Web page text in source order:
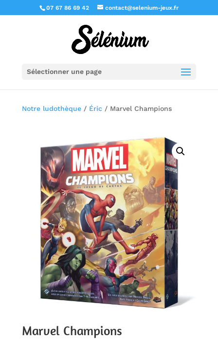
07 67 86 69 42 contact@selenium-jeux.fr
Sélectionner une page
Notre ludothèque/ Éric / Marvel Champions
Marvel Champions